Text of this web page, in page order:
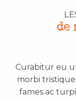
de
Curabitur eu
morbi
fames ac